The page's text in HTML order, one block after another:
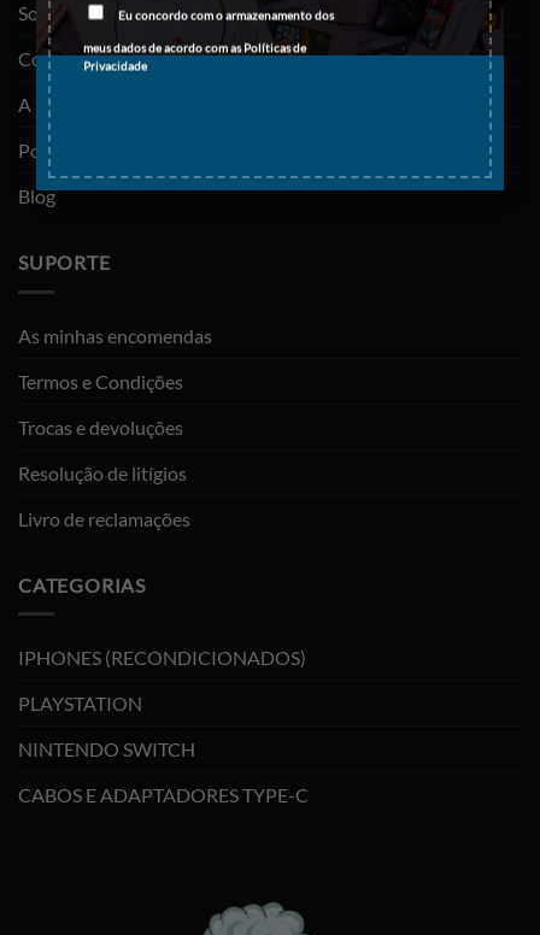
Eu concordo com o armazenamento dos
meus dados de acordo com asPolíticas de
Privacidade
Sobre nós
Contactos
A minha conta
Política de privacidade
Blog
SUPORTE
As minhas encomendas
Termos e Condições
Trocas e devoluções
Resolução de litígios
Livro de reclamações
CATEGORIAS
IPHONES (RECONDICIONADOS)
PLAYSTATION
NINTENDO SWITCH
CABOS E ADAPTADORES TYPE-C